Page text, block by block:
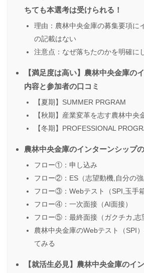
ちても本選考は受けられる！
理由：農林中央金庫の募集要項に
の記載はない
注意点：なぜ落ちたのかを明確に
【満足度は高い】農林中央金庫の
内容と参加者の口コミ
【夏期】SUMMER PRGRAM
【秋期】産業変革を志す農林中央
【冬期】PROFESSIONAL
農林中央金庫のインターンシップ
フロー①：申し込み
フロー②：ES（志望動機,自分の強
フロー③：Webテスト（SPI,玉手箱
フロー④：一次面接（AI面接）
フロー⑤：最終面接（ガクチカ,志
農林中央金庫のWebテスト（SPI
てみる
【就活生必見】農林中央金庫のイ